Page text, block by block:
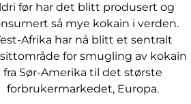
før har det blitt produsert og
så mye kokain i verden.
Afrika har nå blitt et sentralt
for smugling av kokain
fra Sør-Amerika til det største
forbrukermarkedet, Europa.